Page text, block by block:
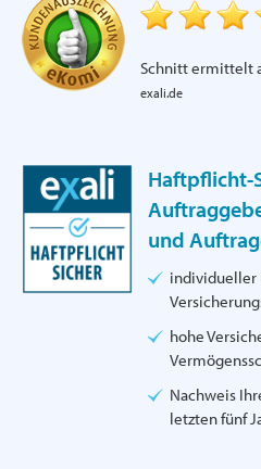
Schnitt ermittelt
exali.de
Haftpflicht-
und
individueller
hohe
Nachweis
letzten fünf